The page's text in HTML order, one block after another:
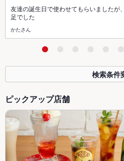
友達の誕生日で使わせてもらいましたが
足でした
かたさん
検索条件
ピックアップ店舗